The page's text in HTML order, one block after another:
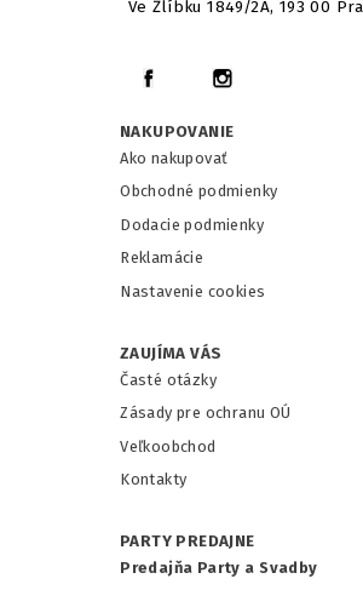
Ve Žlíbku 1849/2A, 193 00
NAKUPOVANIE
Ako nakupovať
Obchodné podmienky
Dodacie podmienky
Reklamácie
Nastavenie cookies
ZAUJÍMA VÁS
Časté otázky
Zásady pre ochranu OÚ
Veľkoobchod
Kontakty
PARTY PREDAJNE
Predajňa Party a Svadby